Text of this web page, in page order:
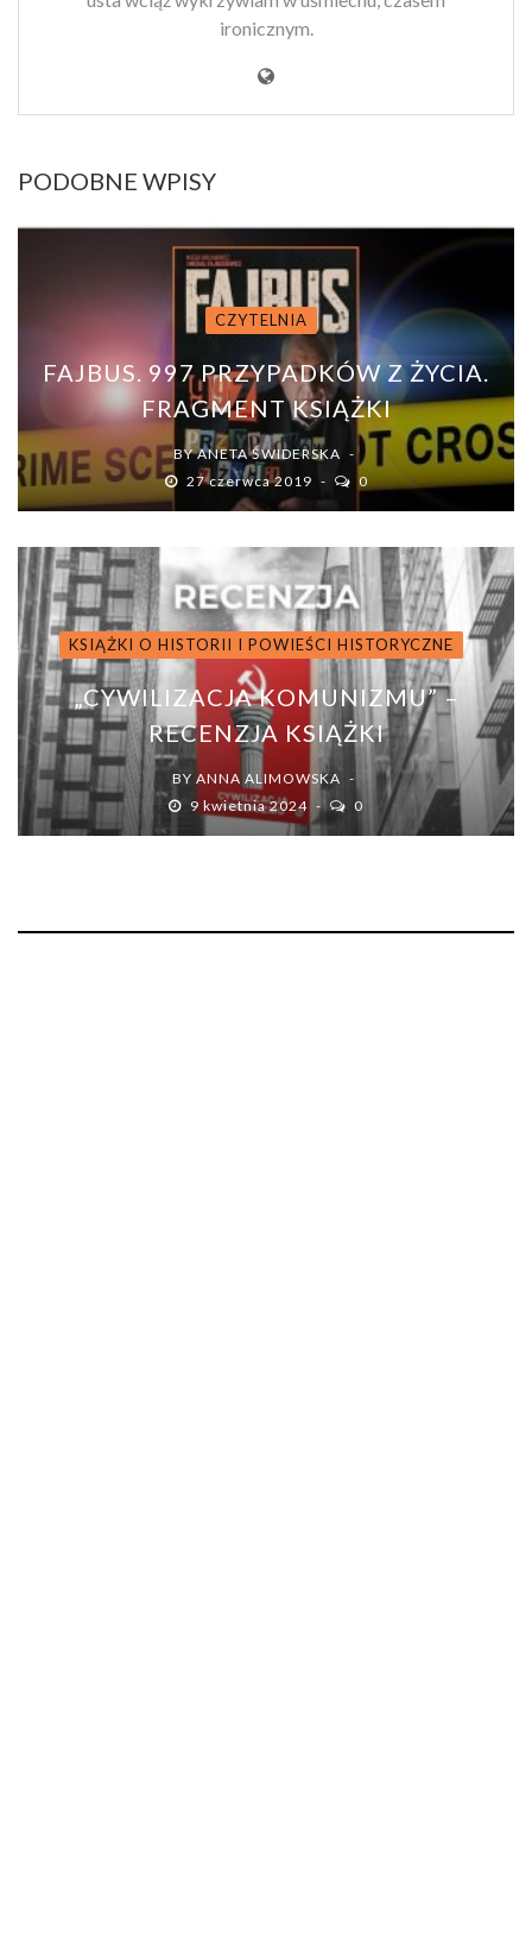
ironicznym.
PODOBNE WPISY
CZYTELNIA
FAJBUS. 997 PRZYPADKÓW Z ŻYCIA.
FRAGMENT KSIĄŻKI
BYANETA ŚWIDERSKA
27 czerwca 2019
0
KSIĄŻKI O HISTORII I POWIEŚCI HISTORYCZNE
„CYWILIZACJA KOMUNIZMU” –
RECENZJA KSIĄŻKI
BY ANNA ALIMOWSKA
9 kwietnia 2024
0